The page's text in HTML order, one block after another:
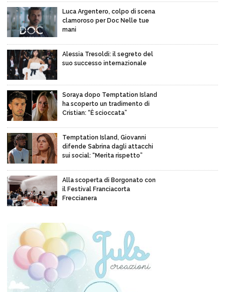
Luca Argentero, colpo di scena
clamoroso per Doc Nelle tue
mani
Alessia Tresoldi: il segreto del
suo successo internazionale
Soraya dopo Temptation Island
ha scoperto un tradimento di
Cristian: “È scioccata”
Temptation Island, Giovanni
difende Sabrina dagli attacchi
sui social: “Merita rispetto”
Alla scoperta di Borgonato con
il Festival Franciacorta
Freccianera